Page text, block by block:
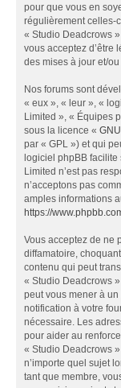
pour que vous en
régulièrement celles-
« Studio Deadcrows
vous acceptez d’être
des mises à jour et/
Nos forums sont
« eux », « leur », «
Limited », « Équipes
sous la licence «
par « GPL ») et qui
logiciel phpBB facilite
Limited n’est pas
n’acceptons pas
amples informations
https://
Vous acceptez de ne
diffamatoire,
contenu qui peut
« Studio Deadcrows
peut vous mener à
notification à votre
nécessaire. Les
pour aider au
« Studio Deadcrows
n’importe quel sujet
tant que membre,